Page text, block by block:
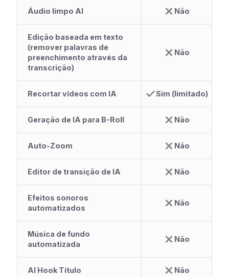
Áudio limpo AI Não
Edição baseada em texto
(remover palavras de
preenchimento através da
transcrição)
Não
Recortar vídeos com IA Sim (limitado)
Geração de IA para B-Roll Não
Auto-Zoom Não
Editor de transição de IA Não
Efeitos sonoros
automatizados
Não
Música de fundo
automatizada
Não
AI Hook Título Não